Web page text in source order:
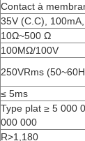
Contact à
35V (C.C),
10Ω~500 Ω
100MΩ/100V
250VRms
≤ 5ms
Type plat ≥ 5 000
000 000
R>1,180